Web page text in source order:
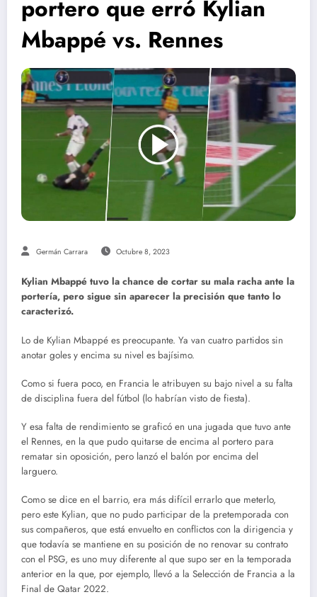
portero que erró Kylian
Mbappé vs. Rennes
Germán Carrara Octubre 8, 2023
Kylian Mbappé tuvo la chance de cortar su mala racha ante la
portería, pero sigue sin aparecer la precisión que tanto lo
caracterizó.
Lo de Kylian Mbappé es preocupante. Ya van cuatro partidos sin
anotar goles y encima su nivel es bajísimo.
Como si fuera poco, en Francia le atribuyen su bajo nivel a su falta
de disciplina fuera del fútbol (lo habrían visto de fiesta).
Y esa falta de rendimiento se graficó en una jugada que tuvo ante
el Rennes, en la que pudo quitarse de encima al portero para
rematar sin oposición, pero lanzó el balón por encima del
larguero.
Como se dice en el barrio, era más difícil errarlo que meterlo,
pero este Kylian, que no pudo participar de la pretemporada con
sus compañeros, que está envuelto en conflictos con la dirigencia y
que todavía se mantiene en su posición de no renovar su contrato
con el PSG, es uno muy diferente al que supo ser en la temporada
anterior en la que, por ejemplo, llevó a la Selección de Francia a la
Final de Qatar 2022.